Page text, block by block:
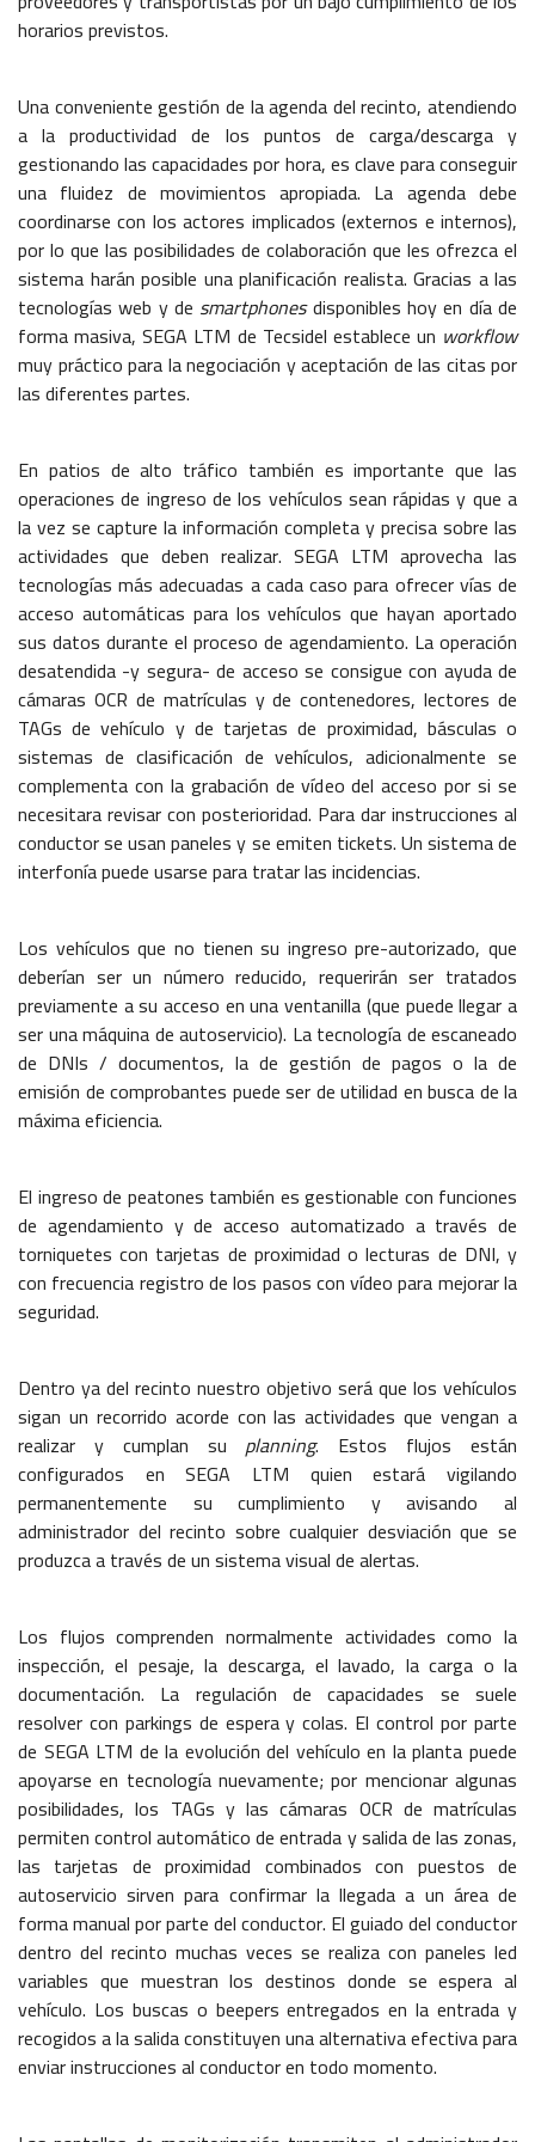
horarios previstos.
Una conveniente gestión de la agenda del recinto, atendiendo
a la productividad de los puntos de carga/descarga y
gestionando las capacidades por hora, es clave para conseguir
una fluidez de movimientos apropiada. La agenda debe
coordinarse con los actores implicados (externos e internos),
por lo que las posibilidades de colaboración que les ofrezca el
sistema harán posible una planificación realista. Gracias a las
tecnologías web y de smartphonesdisponibles hoy en día de
forma masiva, SEGA LTM de Tecsidel establece un workflow
muy práctico para la negociación y aceptación de las citas por
las diferentes partes.
En patios de alto tráfico también es importante que las
operaciones de ingreso de los vehículos sean rápidas y que a
la vez se capture la información completa y precisa sobre las
actividades que deben realizar. SEGA LTM aprovecha las
tecnologías más adecuadas a cada caso para ofrecer vías de
acceso automáticas para los vehículos que hayan aportado
sus datos durante el proceso de agendamiento. La operación
desatendida -y segura- de acceso se consigue con ayuda de
cámaras OCR de matrículas y de contenedores, lectores de
TAGs de vehículo y de tarjetas de proximidad, básculas o
sistemas de clasificación de vehículos, adicionalmente se
complementa con la grabación de vídeo del acceso por si se
necesitara revisar con posterioridad. Para dar instrucciones al
conductor se usan paneles y se emiten tickets. Un sistema de
interfonía puede usarse para tratar las incidencias.
Los vehículos que no tienen su ingreso pre-autorizado, que
deberían ser un número reducido, requerirán ser tratados
previamente a su acceso en una ventanilla (que puede llegar a
ser una máquina de autoservicio). La tecnología de escaneado
de DNIs / documentos, la de gestión de pagos o la de
emisión de comprobantes puede ser de utilidad en busca de la
máxima eficiencia.
El ingreso de peatones también es gestionable con funciones
de agendamiento y de acceso automatizado a través de
torniquetes con tarjetas de proximidad o lecturas de DNI, y
con frecuencia registro de los pasos con vídeo para mejorar la
seguridad.
Dentro ya del recinto nuestro objetivo será que los vehículos
sigan un recorrido acorde con las actividades que vengan a
realizar y cumplan suplanning. Estos flujos están
configurados en SEGA LTM quien estará vigilando
permanentemente su cumplimiento y avisando al
administrador del recinto sobre cualquier desviación que se
produzca a través de un sistema visual de alertas.
Los flujos comprenden normalmente actividades como la
inspección, el pesaje, la descarga, el lavado, la carga o la
documentación. La regulación de capacidades se suele
resolver con parkings de espera y colas. El control por parte
de SEGA LTM de la evolución del vehículo en la planta puede
apoyarse en tecnología nuevamente; por mencionar algunas
posibilidades, los TAGs y las cámaras OCR de matrículas
permiten control automático de entrada y salida de las zonas,
las tarjetas de proximidad combinados con puestos de
autoservicio sirven para confirmar la llegada a un área de
forma manual por parte del conductor. El guiado del conductor
dentro del recinto muchas veces se realiza con paneles led
variables que muestran los destinos donde se espera al
vehículo. Los buscas o beepers entregados en la entrada y
recogidos a la salida constituyen una alternativa efectiva para
enviar instrucciones al conductor en todo momento.